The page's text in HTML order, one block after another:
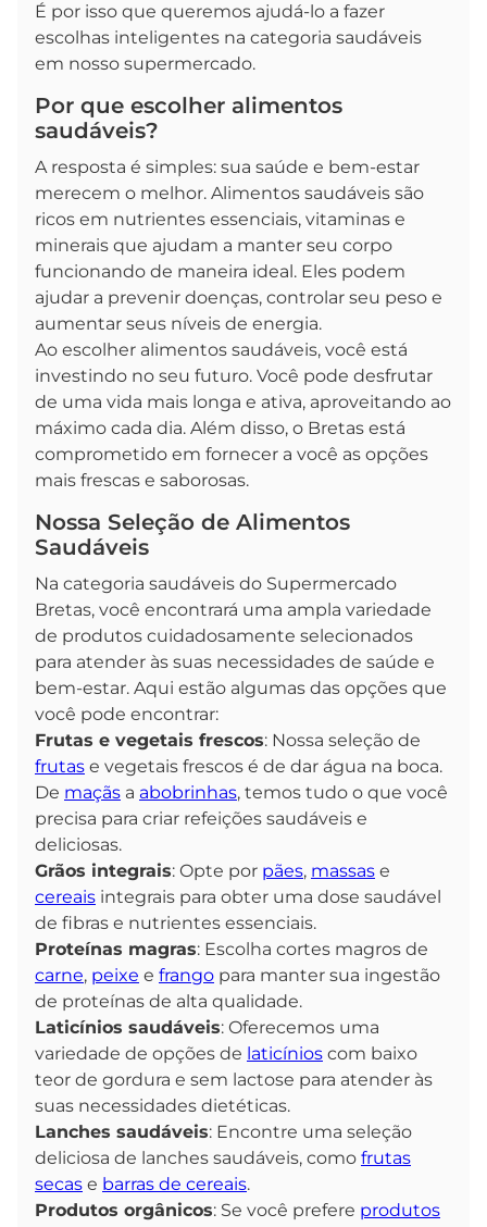
É por isso que queremos ajudá-lo a fazer
escolhas inteligentes na categoria saudáveis
em nosso supermercado.
Por que escolher alimentos
saudáveis?
A resposta é simples: sua saúde e bem-estar
merecem o melhor. Alimentos saudáveis são
ricos em nutrientes essenciais, vitaminas e
minerais que ajudam a manter seu corpo
funcionando de maneira ideal. Eles podem
ajudar a prevenir doenças, controlar seu peso e
aumentar seus níveis de energia.
Ao escolher alimentos saudáveis, você está
investindo no seu futuro. Você pode desfrutar
de uma vida mais longa e ativa, aproveitando ao
máximo cada dia. Além disso, o Bretas está
comprometido em fornecer a você as opções
mais frescas e saborosas.
Nossa Seleção de Alimentos
Saudáveis
Na categoria saudáveis do Supermercado
Bretas, você encontrará uma ampla variedade
de produtos cuidadosamente selecionados
para atender às suas necessidades de saúde e
bem-estar. Aqui estão algumas das opções que
você pode encontrar:
Frutas e vegetais frescos: Nossa seleção de
frutas e vegetais frescos é de dar água na boca.
De maçãs a abobrinhas, temos tudo o que você
precisa para criar refeições saudáveis e
deliciosas.
Grãos integrais: Opte por pães, massas e
cereais integrais para obter uma dose saudável
de fibras e nutrientes essenciais.
Proteínas magras: Escolha cortes magros de
carne, peixe e frango para manter sua ingestão
de proteínas de alta qualidade.
Laticínios saudáveis: Oferecemos uma
variedade de opções de laticínios com baixo
teor de gordura e sem lactose para atender às
suas necessidades dietéticas.
Lanches saudáveis: Encontre uma seleção
deliciosa de lanches saudáveis, como frutas
secas e barras de cereais.
Produtos orgânicos: Se você prefere produtos